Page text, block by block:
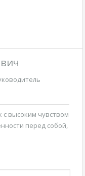
с высоким чувством
перед собой,